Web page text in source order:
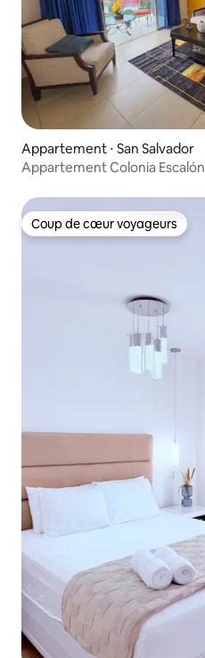
Appartement ⋅ San Salvador
Appartement Colonia Escalón
Coup de cœur voyageurs
Coup de cœur voyageurs